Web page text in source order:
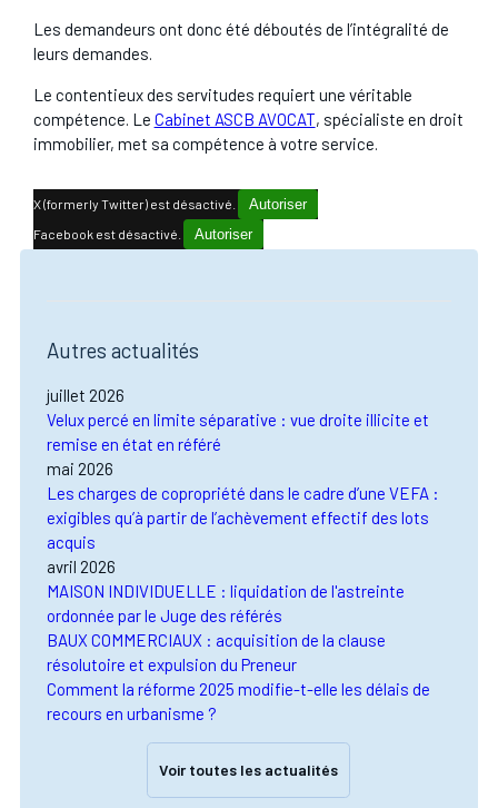
Les demandeurs ont donc été déboutés de l’intégralité de
leurs demandes.
Le contentieux des servitudes requiert une véritable
compétence. Le Cabinet ASCB AVOCAT, spécialiste en droit
immobilier, met sa compétence à votre service.
X (formerly Twitter) est désactivé. Autoriser
Facebook est désactivé. Autoriser
Autres actualités
juillet 2026
Velux percé en limite séparative : vue droite illicite et
remise en état en référé
mai 2026
Les charges de copropriété dans le cadre d’une VEFA :
exigibles qu’à partir de l’achèvement effectif des lots
acquis
avril 2026
MAISON INDIVIDUELLE : liquidation de l'astreinte
ordonnée par le Juge des référés
BAUX COMMERCIAUX : acquisition de la clause
résolutoire et expulsion du Preneur
Comment la réforme 2025 modifie-t-elle les délais de
recours en urbanisme ?
Voir toutes les actualités